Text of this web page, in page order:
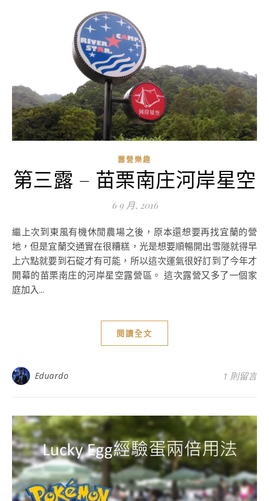
露營樂趣
第三露 – 苗栗南庄河岸星空
6 9 月, 2016
繼上次到東風有機休閒農場之後，原本還想要再找宜蘭的營
地，但是宜蘭交通實在很糟糕，光是想要順暢開出雪隧就得早
上六點就要到石碇才有可能，所以這次運氣很好訂到了今年才
開幕的苗栗南庄的河岸星空露營區。 這次露營又多了一個家
庭加入...
閱讀全文
Eduardo 1 則留言